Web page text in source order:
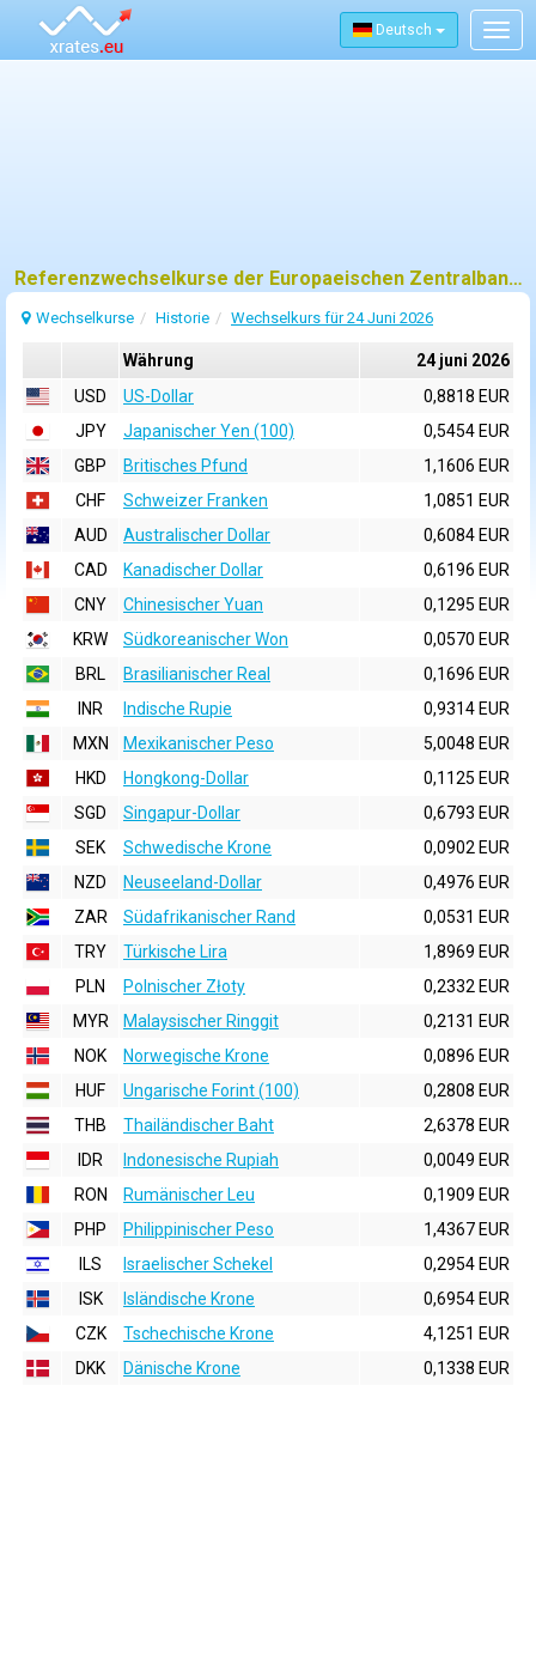
Deutsch
Referenzwechselkurse der Europaeischen Zentralbank (EZB) fuer 24 juni 2026
Wechselkurse Historie Wechselkurs für 24 Juni 2026
Währung
24 juni 2026
USD
US-Dollar
0,8818 EUR
JPY
Japanischer Yen (100)
0,5454 EUR
GBP
Britisches Pfund
1,1606 EUR
CHF
Schweizer Franken
1,0851 EUR
AUD
Australischer Dollar
0,6084 EUR
CAD
Kanadischer Dollar
0,6196 EUR
CNY
Chinesischer Yuan
0,1295 EUR
KRW
Südkoreanischer Won
0,0570 EUR
BRL
Brasilianischer Real
0,1696 EUR
INR
Indische Rupie
0,9314 EUR
MXN
Mexikanischer Peso
5,0048 EUR
HKD
Hongkong-Dollar
0,1125 EUR
SGD
Singapur-Dollar
0,6793 EUR
SEK
Schwedische Krone
0,0902 EUR
NZD
Neuseeland-Dollar
0,4976 EUR
ZAR
Südafrikanischer Rand
0,0531 EUR
TRY
Türkische Lira
1,8969 EUR
PLN
Polnischer Złoty
0,2332 EUR
MYR
Malaysischer Ringgit
0,2131 EUR
NOK
Norwegische Krone
0,0896 EUR
HUF
Ungarische Forint (100)
0,2808 EUR
THB
Thailändischer Baht
2,6378 EUR
IDR
Indonesische Rupiah
0,0049 EUR
RON
Rumänischer Leu
0,1909 EUR
PHP
Philippinischer Peso
1,4367 EUR
ILS
Israelischer Schekel
0,2954 EUR
ISK
Isländische Krone
0,6954 EUR
CZK
Tschechische Krone
4,1251 EUR
DKK
Dänische Krone 0,1338 EUR